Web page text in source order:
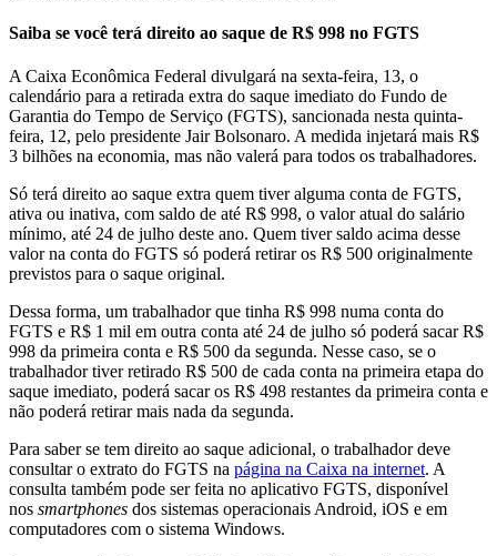
Saiba se você terá direito ao saque de R$ 998 no FGTS
A Caixa Econômica Federal divulgará na sexta-feira, 13, o
calendário para a retirada extra do saque imediato do Fundo de
Garantia do Tempo de Serviço (FGTS), sancionada nesta quinta-
feira, 12, pelo presidente Jair Bolsonaro. A medida injetará mais R$
3 bilhões na economia, mas não valerá para todos os trabalhadores.
Só terá direito ao saque extra quem tiver alguma conta de FGTS,
ativa ou inativa, com saldo de até R$ 998, o valor atual do salário
mínimo, até 24 de julho deste ano. Quem tiver saldo acima desse
valor na conta do FGTS só poderá retirar os R$ 500 originalmente
previstos para o saque original.
Dessa forma, um trabalhador que tinha R$ 998 numa conta do
FGTS e R$ 1 mil em outra conta até 24 de julho só poderá sacar R$
998 da primeira conta e R$ 500 da segunda. Nesse caso, se o
trabalhador tiver retirado R$ 500 de cada conta na primeira etapa do
saque imediato, poderá sacar os R$ 498 restantes da primeira conta e
não poderá retirar mais nada da segunda.
Para saber se tem direito ao saque adicional, o trabalhador deve
consultar o extrato do FGTS na página na Caixa na internet. A
consulta também pode ser feita no aplicativo FGTS, disponível
nos smartphones dos sistemas operacionais Android, iOS e em
computadores com o sistema Windows.